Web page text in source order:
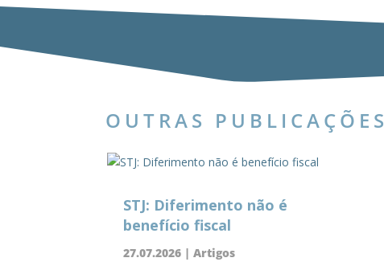
OUTRAS PUBLICAÇÕES
STJ: Diferimento não é
benefício fiscal
27.07.2026 |Artigos